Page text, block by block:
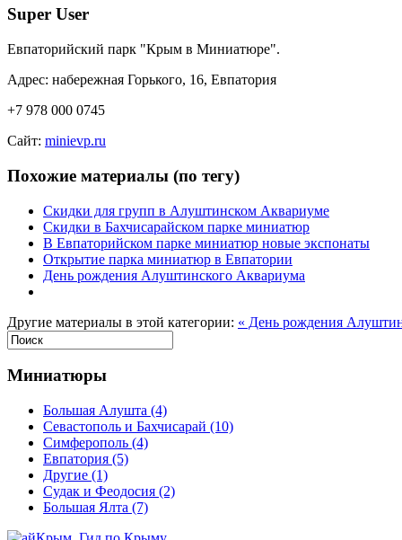
Super User
Евпаторийский парк "Крым в Миниатюре".
Адрес: набережная Горького, 16, Евпатория
+7 978 000 0745
Сайт: minievp.ru
Похожие материалы (по тегу)
Скидки для групп в Алуштинском Аквариуме
Скидки в Бахчисарайском парке миниатюр
В Евпаторийском парке миниатюр новые экспонаты
Открытие парка миниатюр в Евпатории
День рождения Алуштинского Аквариума
Другие материалы в этой категории: « День рождения
Миниатюры
Большая Алушта (4)
Севастополь и Бахчисарай (10)
Симферополь (4)
Евпатория (5)
Другие (1)
Судак и Феодосия (2)
Большая Ялта (7)